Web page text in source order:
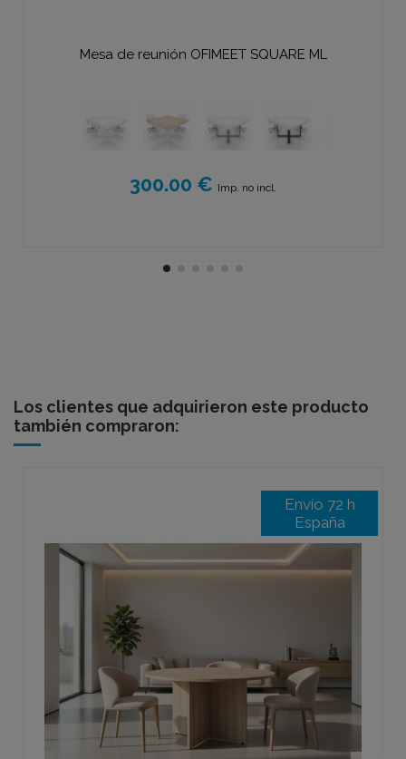
Mesa de reunión OFIMEET SQUARE ML
300.00 € Imp. no incl.
Los clientes que adquirieron este producto
también compraron:
Envío 72 h
España